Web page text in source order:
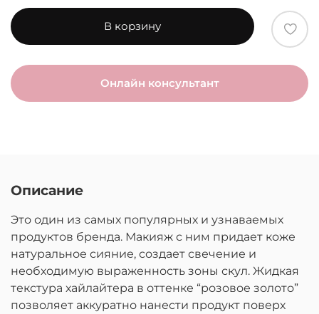
В корзину
Онлайн консультант
Описание
Это один из самых популярных и узнаваемых
продуктов бренда. Макияж с ним придает коже
натуральное сияние, создает свечение и
необходимую выраженность зоны скул. Жидкая
текстура хайлайтера в оттенке “розовое золото”
позволяет аккуратно нанести продукт поверх